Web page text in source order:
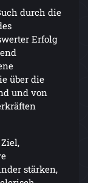
durch die
Erfolg
über die
und von
stärken,